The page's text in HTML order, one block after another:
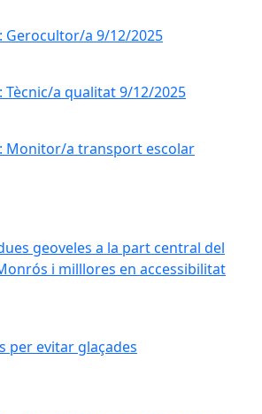
Gerocultor/a 9/12/2025
a qualitat 9/12/2025
Monitor/a transport escolar
geoveles a la part central del
i milllores en accessibilitat
per evitar glaçades